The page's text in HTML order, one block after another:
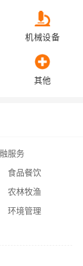
机械设备
其他
服务
食品餐饮
农林牧渔
环境管理